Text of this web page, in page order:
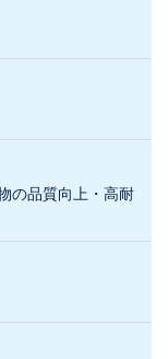
の品質向上・高耐